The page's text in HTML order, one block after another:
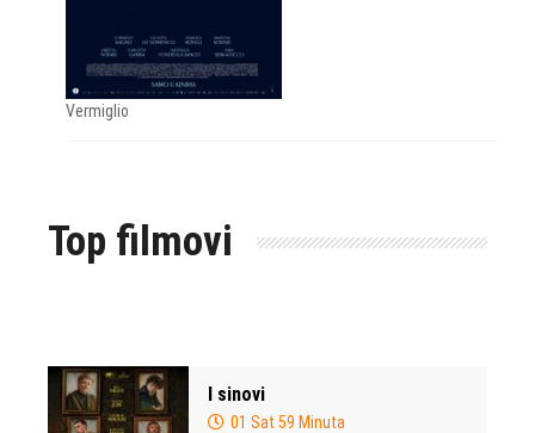
Vermiglio
Top filmovi
I sinovi
01 Sat 59 Minuta